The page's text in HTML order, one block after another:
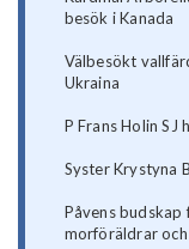
besök i Kanada
Välbesökt
Ukraina
P Frans Holin SJ
Syster Krystyna
Påvens
morföräldrar